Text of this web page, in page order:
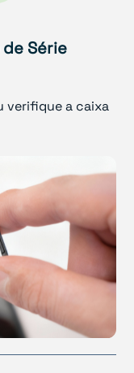
Série
verifique a caixa